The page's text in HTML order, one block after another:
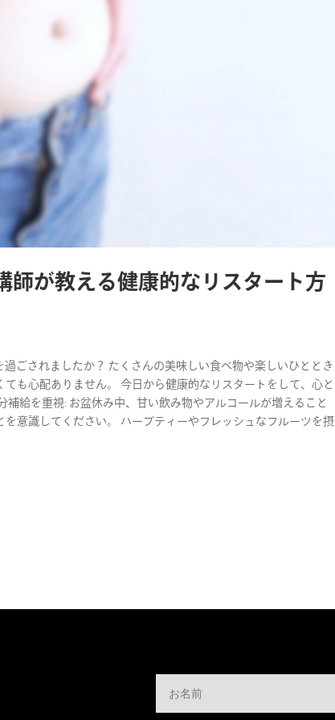
師が教える健康的なリスタート方
ごされましたか？ たくさんの美味しい食べ物や楽しいひととき
も心配ありません。 今日から健康的なリスタートをして、心と
給を重視: お盆休み中、甘い飲み物やアルコールが増えること
意識してください。 ハーブティーやフレッシュなフルーツを摂